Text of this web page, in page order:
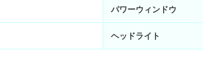
パワーウィンドウ
ヘッドライト